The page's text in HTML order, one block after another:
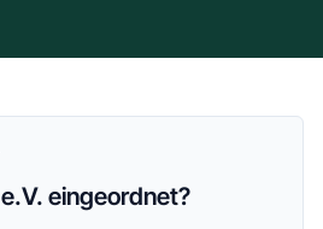
eingeordnet?